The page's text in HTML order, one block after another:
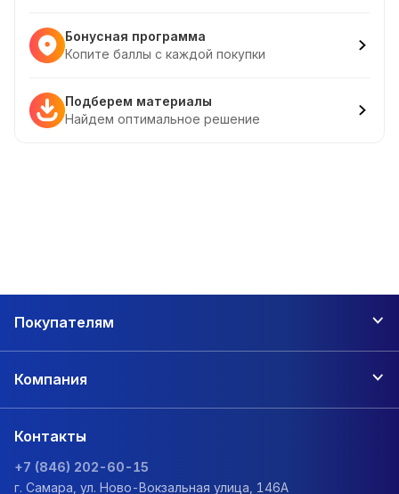
Бонусная программа
Копите баллы с каждой покупки
Подберем материалы
Найдем оптимальное решение
Покупателям
Компания
Контакты
+7 (846) 202-60-15
г. Самара, ул. Ново-Вокзальная улица, 146А